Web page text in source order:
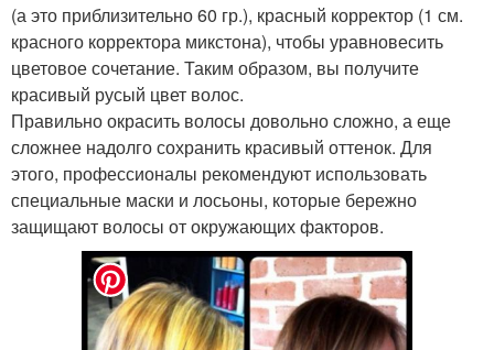
(а это приблизительно 60 гр.), красный корректор (1 см.
красного корректора микстона), чтобы уравновесить
цветовое сочетание. Таким образом, вы получите
красивый русый цвет волос.
Правильно окрасить волосы довольно сложно, а еще
сложнее надолго сохранить красивый оттенок. Для
этого, профессионалы рекомендуют использовать
специальные маски и лосьоны, которые бережно
защищают волосы от окружающих факторов.